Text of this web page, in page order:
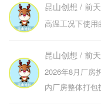
昆山创想 / 前
高温工况下使用
昆山创想 / 前
2026年8月厂房
内厂房整体打包